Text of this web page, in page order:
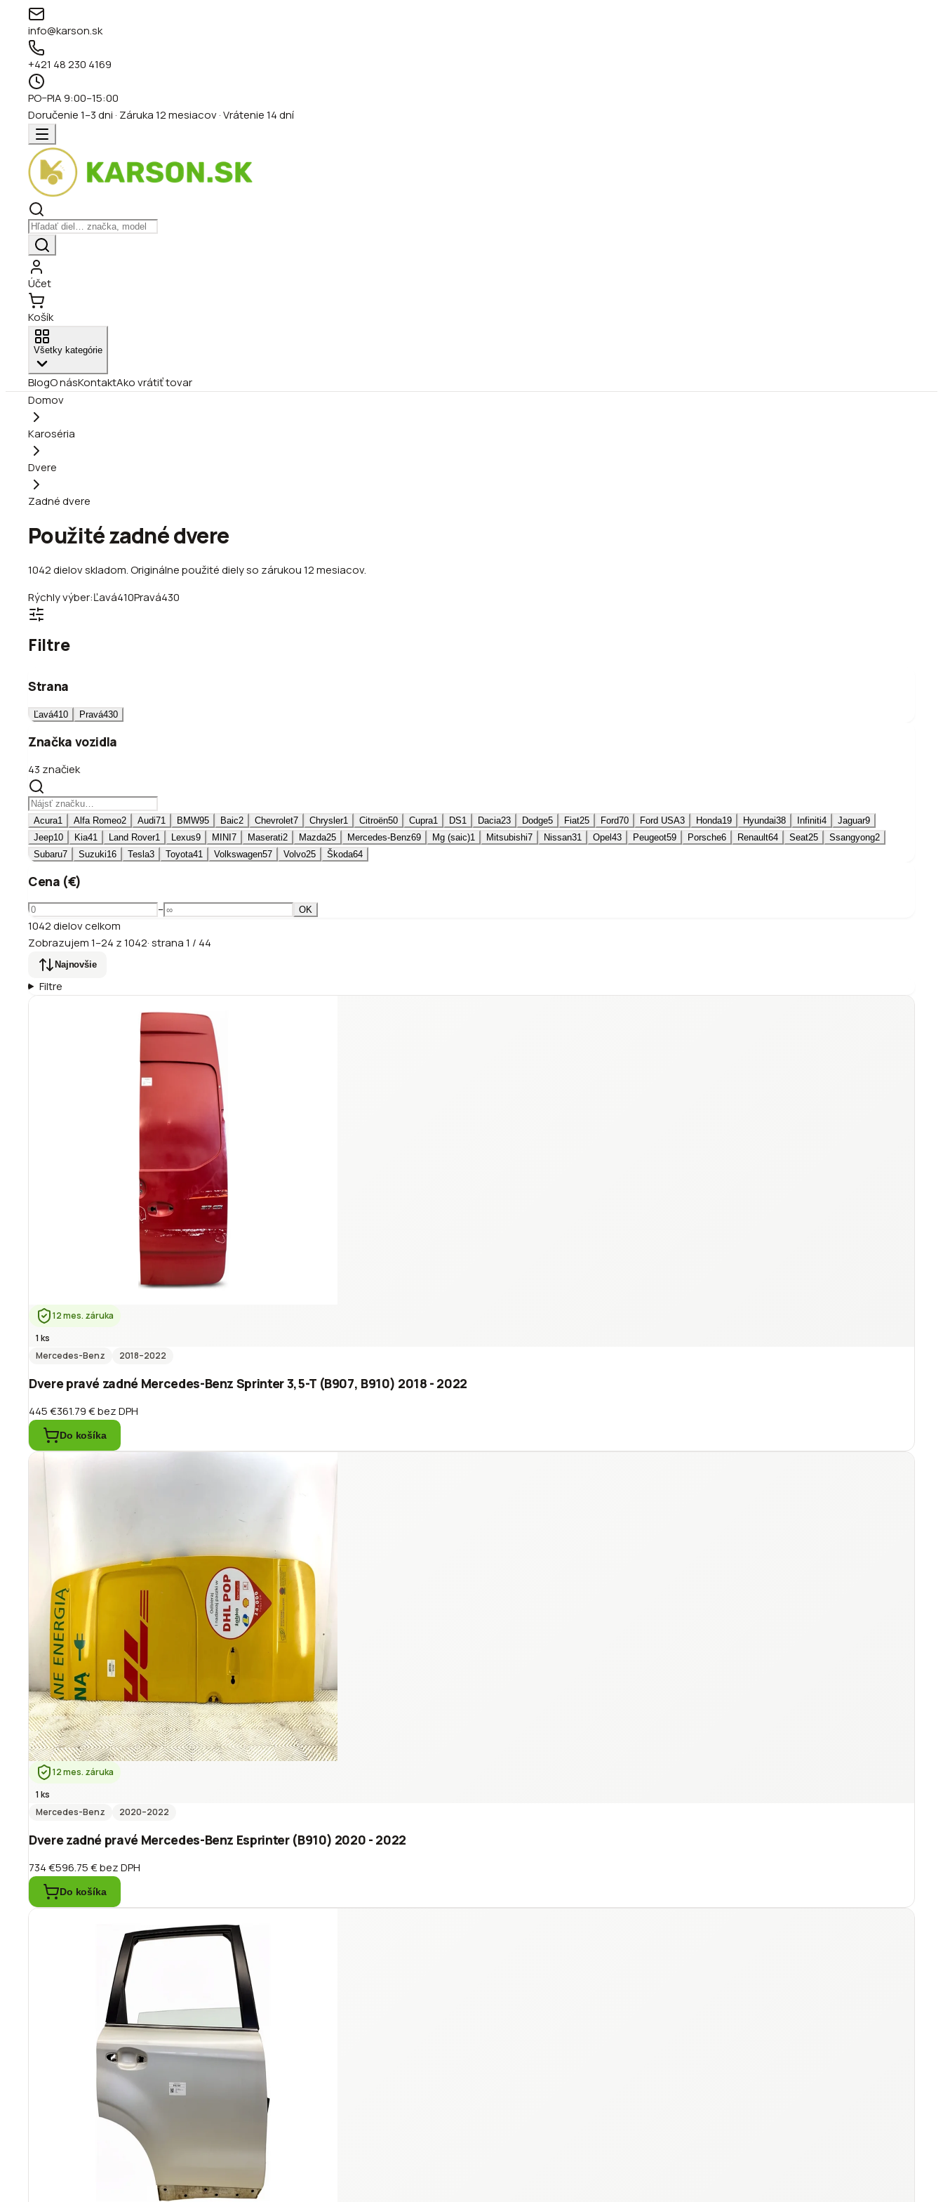
info@karson.sk
+421 48 230 4169
PO–PIA 9:00–15:00
Doručenie 1–3 dni · Záruka 12 mesiacov · Vrátenie 14 dní
Účet
Košík
Všetky kategórie
BlogO násKontaktAko vrátiť tovar
Domov
Karoséria
Dvere
Zadné dvere
Použité zadné dvere
1042dielovskladom.Originálne použité diely so zárukou 12 mesiacov.
Rýchly výber:Ľavá410Pravá430
Filtre
Strana
Ľavá410 Pravá430
Značka vozidla
43 značiek
Acura1 Alfa Romeo2 Audi71 BMW95 Baic2 Chevrolet7 Chrysler1 Citroën50 Cupra1 DS1 Dacia23 Dodge5 Fiat25 Ford70 Ford USA3 Honda19 Hyundai38 Infiniti4 Jaguar9
Jeep10 Kia41 Land Rover1 Lexus9 MINI7 Maserati2 Mazda25 Mercedes-Benz69 Mg (saic)1 Mitsubishi7 Nissan31 Opel43 Peugeot59 Porsche6 Renault64 Seat25 Ssangyong2
Subaru7 Suzuki16 Tesla3 Toyota41 Volkswagen57 Volvo25 Škoda64
Cena (€)
– OK
1042dielovcelkom
Zobrazujem1–24 z1042·strana1 / 44
Najnovšie
Filtre
12 mes. záruka
1 ks
Mercedes-Benz
2018–2022
Dvere pravé zadné Mercedes-Benz Sprinter 3,5-T (B907, B910) 2018 - 2022
445 €361.79 €bez DPH
Do košíka
12 mes. záruka
1 ks
Mercedes-Benz
2020–2022
Dvere zadné pravé Mercedes-Benz Esprinter (B910) 2020 - 2022
734 €596.75 €bez DPH
Do košíka